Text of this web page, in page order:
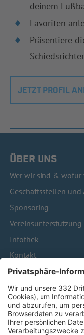
deinem
Favoriten
Präsentiere
Schiedsrichter
JETZT PROFIL
ÜBER UNS
Wer wir sind & wofür
Geschäftsstellen und
Sponsoring
Vereinsunterstützung
Infothek
Kontakt
HÄUFIG
Pässe und
Trainerausbildung